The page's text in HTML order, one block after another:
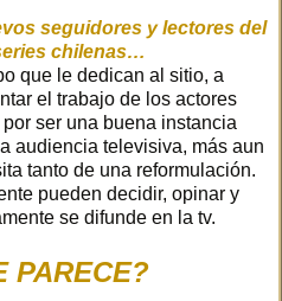
seguidores y lectores del
chilenas…
que le dedican al sitio, a
el trabajo de los actores
ser una buena instancia
audiencia televisiva, más aun
tanto de una reformulación.
pueden decidir, opinar y
se difunde en la tv.
PARECE?